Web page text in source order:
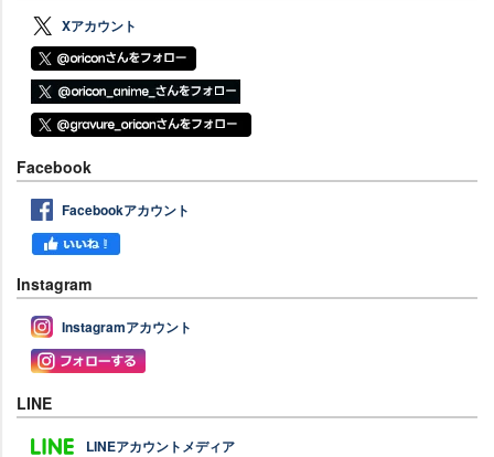
Xアカウント
Facebook
Facebookアカウント
Instagram
Instagramアカウント
LINE
LINEアカウントメディア